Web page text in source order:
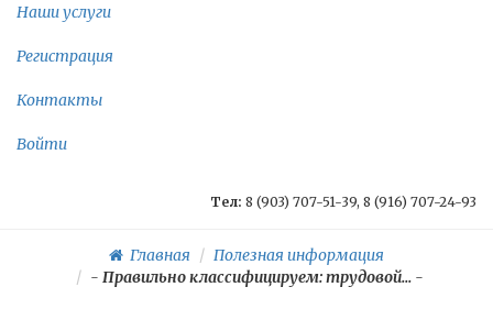
Наши услуги
Регистрация
Контакты
Войти
Тел: 8 (903) 707-51-39, 8 (916) 707-24-93
Главная
Полезная информация
- Правильно классифицируем: трудовой...-